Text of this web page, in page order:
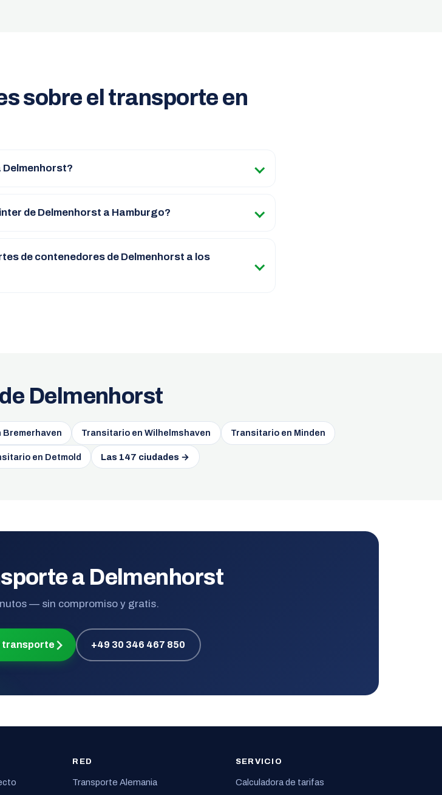
sobre el transporte en
de Delmenhorst a Hamburgo?
de contenedores de Delmenhorst a los
Delmenhorst
Bremerhaven Transitario en Wilhelmshaven Transitario en Minden
en Detmold Las 147 ciudades →
a Delmenhorst
— sin compromiso y gratis.
transporte +49 30 346 467 850
RED
Transporte Alemania
SERVICIO
Calculadora de tarifas